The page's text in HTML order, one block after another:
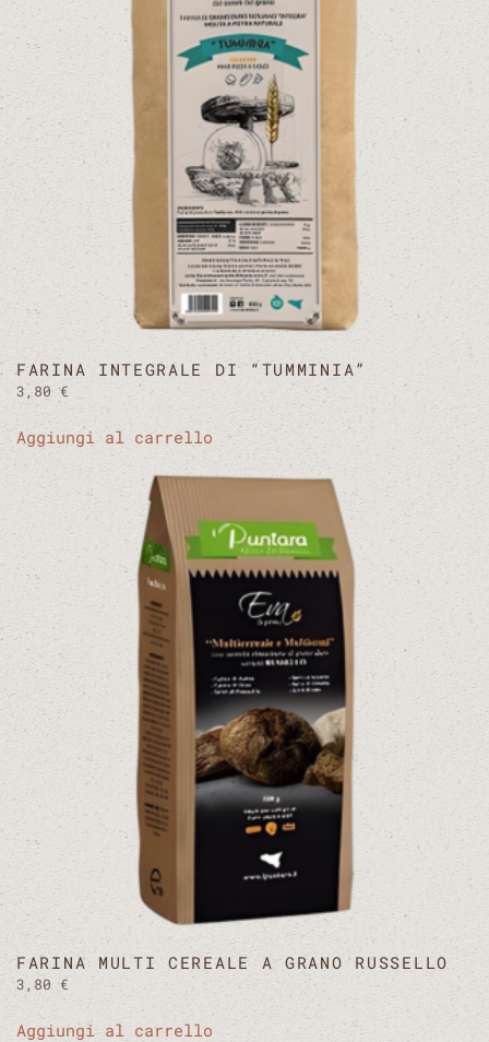
FARINA INTEGRALE DI “TUMMINIA”
3,80€
Aggiungi al carrello
FARINA MULTI CEREALE A GRANO RUSSELLO
3,80€
Aggiungi al carrello